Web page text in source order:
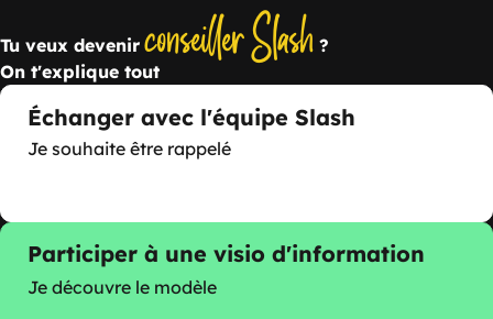
Tu veux devenirconseiller Slash ?
On t'explique tout
Échanger avec l'équipe Slash
Je souhaite être rappelé
Participer à une visio d'information
Je découvre le modèle